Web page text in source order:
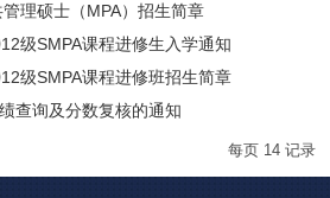
理硕士（MPA）招生简章
级SMPA课程进修生入学通知
级SMPA课程进修班招生简章
查询及分数复核的通知
每页 14 记录